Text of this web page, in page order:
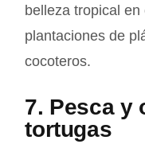
belleza tropical
plantaciones de
cocoteros.
7. Pesca y
tortugas